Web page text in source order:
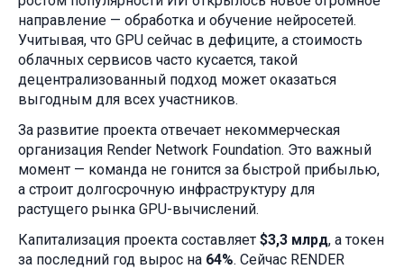
направление — обработка и обучение нейросетей.
Учитывая, что GPU сейчас в дефиците, а стоимость
облачных сервисов часто кусается, такой
децентрализованный подход может оказаться
выгодным для всех участников.
За развитие проекта отвечает некоммерческая
организация Render Network Foundation. Это важный
момент — команда не гонится за быстрой прибылью,
а строит долгосрочную инфраструктуру для
растущего рынка GPU-вычислений.
Капитализация проекта составляет $3,3 млрд, а токен
за последний год вырос на 64%. Сейчас RENDER